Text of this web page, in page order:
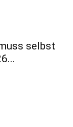
selbst